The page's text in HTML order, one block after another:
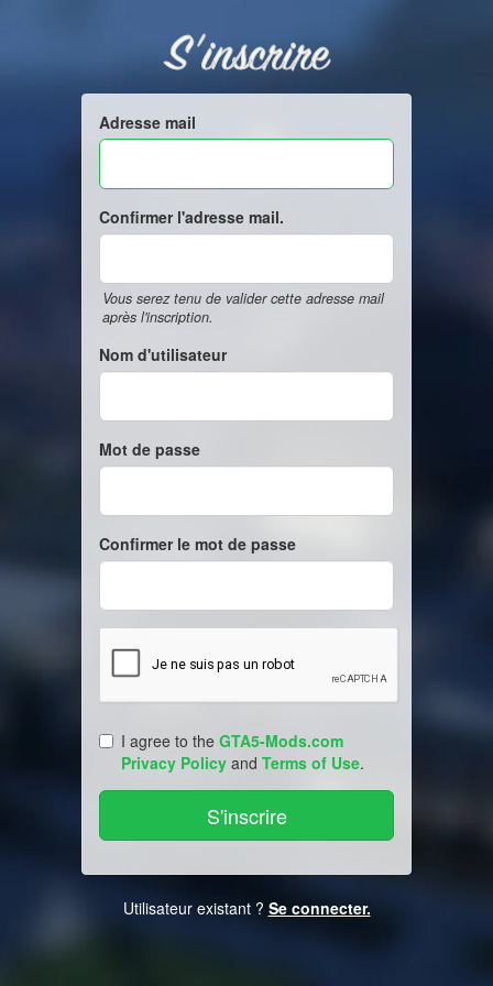
S'inscrire
Adresse mail
Confirmer l'adresse mail.
Vous serez tenu de valider cette adresse mail
après l'inscription.
Nom d'utilisateur
Mot de passe
Confirmer le mot de passe
I agree to the GTA5-Mods.com
Privacy Policy and Terms of Use.
Utilisateur existant ? Se connecter.